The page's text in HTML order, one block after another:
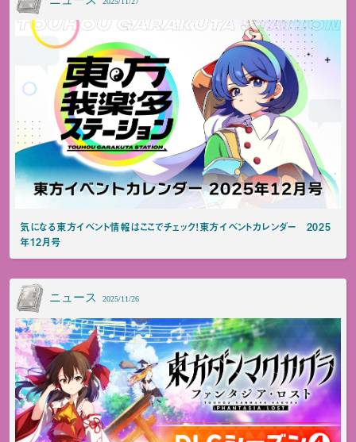
気になる東方イベント情報はここでチェック！東方イベントカレンダー 2025
年12月号
ニュース 2025/11/26